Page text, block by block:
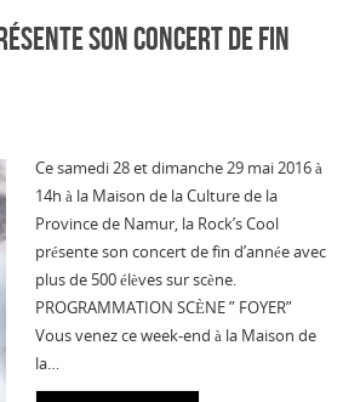
son concert de fin
Ce samedi 28 et dimanche 29 mai 2016 à
14h à la Maison de la Culture de la
Province de Namur, la Rock’s Cool
présente son concert de fin d’année avec
plus de 500 élèves sur scène.
PROGRAMMATION SCÈNE ” FOYER”
Vous venez ce week-end à la Maison de
la…